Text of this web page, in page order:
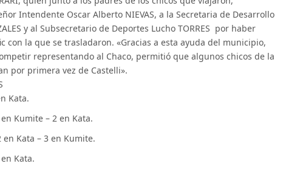
Intendente Oscar Alberto NIEVAS, a la Secretaria de Desarrollo
y al Subsecretario de Deportes Lucho TORRES por haber
con la que se trasladaron. «Gracias a esta ayuda del municipio,
representando al Chaco, permitió que algunos chicos de la
por primera vez de Castelli».
Kata.
en Kumite – 2 en Kata.
en Kata – 3 en Kumite.
Kata.